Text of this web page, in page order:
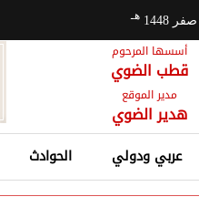
هـ
أسسها المرحوم
قطب الضوي
مدير الموقع
هدير الضوي
عربي ودولي الحوادث